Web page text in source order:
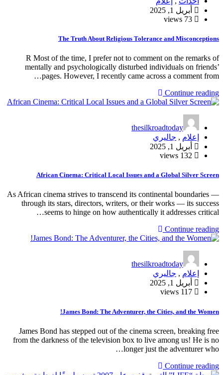
أبريل 1, 2025
The Truth About Religious Tolerance and Misconceptions
R Most of the time, I prefer not to comment on the remarks of
mentally and psychologically disturbed individuals on friends’
pages. However, I recently came across a comment from…
Continue reading
thesilkroadtoday
إعلام , جاليري
أبريل 1, 2025
African Cinema: Critical Local Issues and a Global Silver Screen
As African cinema strives to transcend its continental boundaries —
through its stars, directors, writers, or their works — its success
seems to hinge on how authentically it addresses critical…
Continue reading
thesilkroadtoday
إعلام , جاليري
أبريل 1, 2025
James Bond: The Adventurer, the Cities, and the Women!
James Bond has stepped out of the cinema screen, breaking free
from the darkness of the television box to live among us! He is no
longer just the adventurer who…
Continue reading